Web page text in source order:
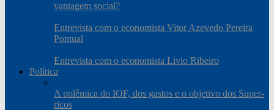
vantagem social?
Entrevista com o economista Vitor Azevedo Pereira
Pontual
Entrevista com o economista Livio Ribeiro
Política
A polêmica do IOF, dos gastos e o objetivo dos Super-
ricos